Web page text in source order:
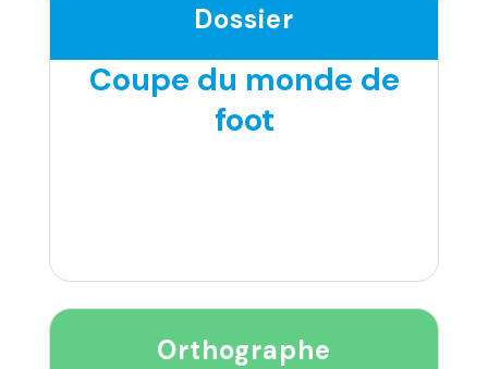
Dossier
Coupe du monde de
foot
Orthographe